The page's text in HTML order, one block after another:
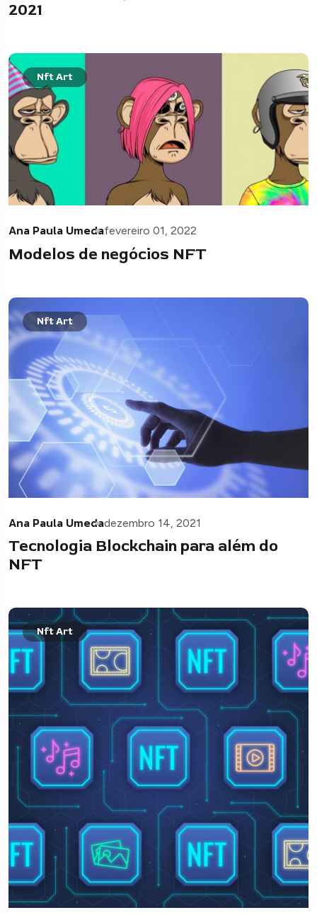
2021
Nft Art
Ana Paula Umedafevereiro 01, 2022
Modelos de negócios NFT
Nft Art
Ana Paula Umedadezembro 14, 2021
Tecnologia Blockchain para além do
NFT
Nft Art